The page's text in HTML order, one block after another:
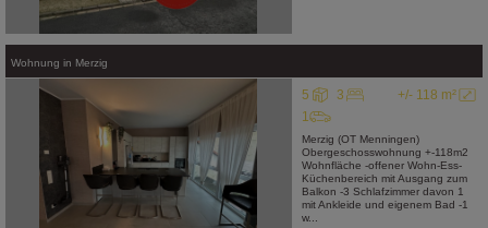
Wohnung in Merzig
+/- 118 m²
5
3
1
Merzig (OT Menningen)
Obergeschosswohnung +-118m2
Wohnfläche -offener Wohn-Ess-
Küchenbereich mit Ausgang zum
Balkon -3 Schlafzimmer davon 1
mit Ankleide und eigenem Bad -1
w...